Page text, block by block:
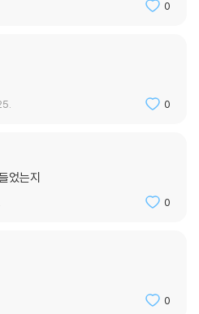
베끼고 잔소리하고 보폭을 맞춰가면
할지 모를 바이러스의 확산 못지않게,
체면의 손상이 더 걱정되는 것이다. 바
절대다수가 마스크를 쓰고, 대다수가
놀라운 일이 아니다. 이 사회적 조율 시
한 평판 저하를 고려하는 ‘남 눈치 보기
적어도 수백 년 동안 마을 단위로 경영
이라고 주장한다. 이제껏 이야기했던
대한 인식 구조는 어떻게 다른지, 그에
체제의 가장 중요한 제도적 유산인 ‘연
대 네트워크’ 및 ‘인구구조’와 착종·조
차별, 여성 배제의 구조를 초래하는
의 극복은」 연공제를 통해 청년 일자리
0
0
었는지
0
0